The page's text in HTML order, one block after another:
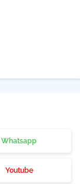
Whatsapp
Youtube